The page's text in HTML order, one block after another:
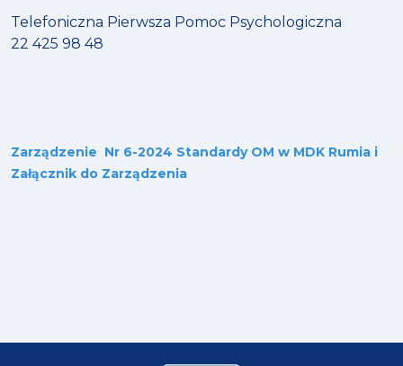
Telefoniczna Pierwsza Pomoc Psychologiczna
22 425 98 48
Zarządzenie Nr 6-2024 Standardy OM w MDK Rumia i
Załącznik do Zarządzenia